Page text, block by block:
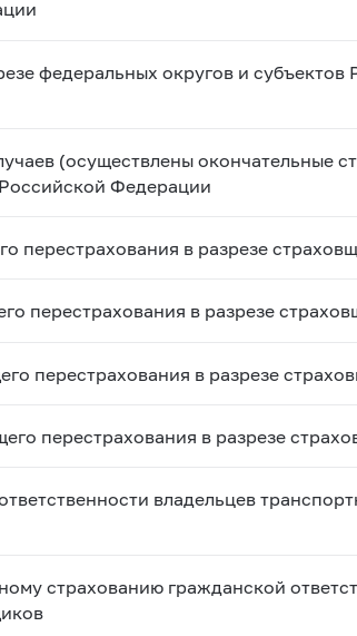
федеральных округов и субъектов
(осуществлены окончательные
Федерации
перестрахования в разрезе
перестрахования в разрезе
перестрахования в разрезе
перестрахования в разрезе
владельцев
страхованию гражданской